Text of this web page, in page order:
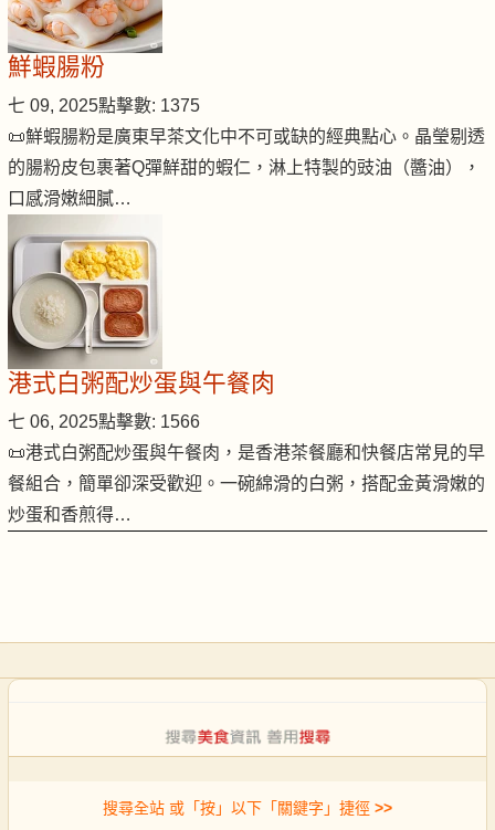
鮮蝦腸粉
七 09, 2025點擊數: 1375
📜鮮蝦腸粉是廣東早茶文化中不可或缺的經典點心。晶瑩剔透
的腸粉皮包裹著Q彈鮮甜的蝦仁，淋上特製的豉油（醬油），
口感滑嫩細膩…
港式白粥配炒蛋與午餐肉
七 06, 2025點擊數: 1566
📜港式白粥配炒蛋與午餐肉，是香港茶餐廳和快餐店常見的早
餐組合，簡單卻深受歡迎。一碗綿滑的白粥，搭配金黃滑嫩的
炒蛋和香煎得…
搜尋全站 或「按」以下「關鍵字」捷徑 >>